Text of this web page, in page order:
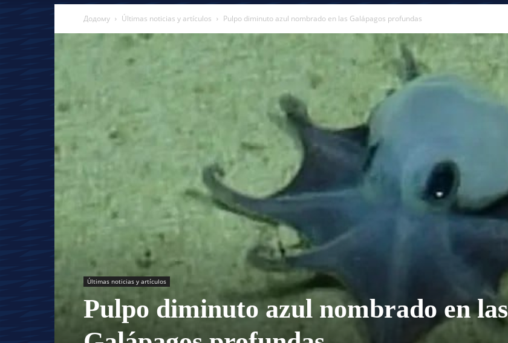
Додому Últimas noticias y artículos Pulpo diminuto azul nombrado en las Galápagos profundas
Últimas noticias y artículos
Pulpo diminuto azul nombrado en las